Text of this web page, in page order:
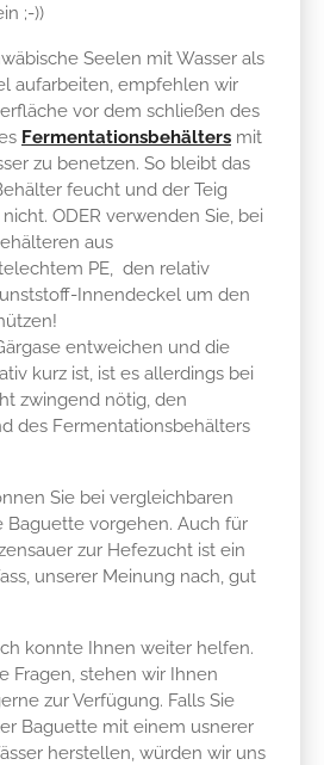
;-))
Seelen mit Wasser als
aufarbeiten, empfehlen wir
vor dem schließen des
Fermentationsbehälters mit
zu benetzen. So bleibt das
feucht und der Teig
ODER verwenden Sie, bei
aus
PE, den relativ
Innendeckel um den
entweichen und die
kurz ist, ist es allerdings bei
zwingend nötig, den
des Fermentationsbehälters
Sie bei vergleichbaren
Baguette vorgehen. Auch für
zur Hefezucht ist ein
unserer Meinung nach, gut
konnte Ihnen weiter helfen.
Fragen, stehen wir Ihnen
zur Verfügung. Falls Sie
Baguette mit einem usnerer
herstellen, würden wir uns